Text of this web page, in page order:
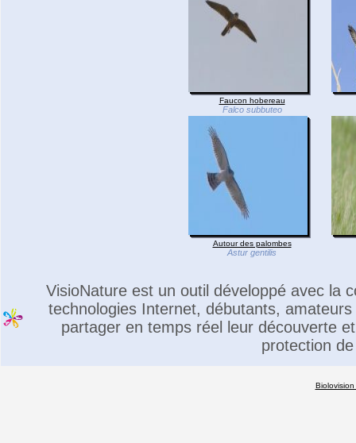
Faucon hobereau
Falco subbuteo
Autour des palombes
Astur gentilis
VisioNature est un outil développé avec la
technologies Internet, débutants,
partager en temps réel leur découverte
protection
Biolovision